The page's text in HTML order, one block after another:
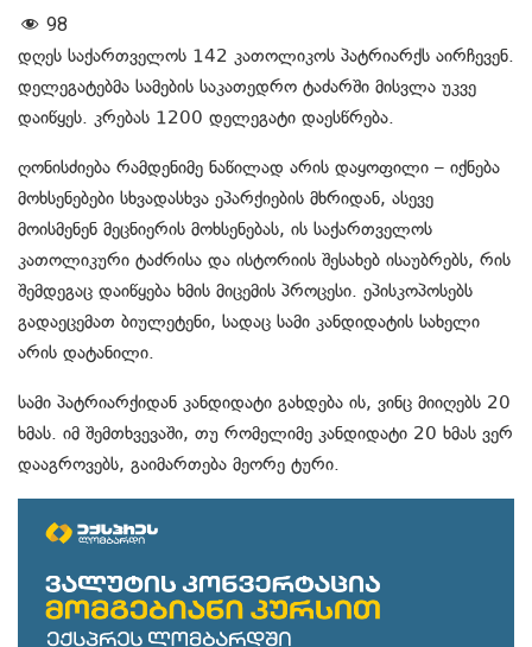
98
დღეს საქართველოს 142 კათოლიკოს პატრიარქს აირჩევენ.
დელეგატებმა სამების საკათედრო ტაძარში მისვლა უკვე
დაიწყეს. კრებას 1200 დელეგატი დაესწრება.
ღონისძიება რამდენიმე ნაწილად არის დაყოფილი – იქნება
მოხსენებები სხვადასხვა ეპარქიების მხრიდან, ასევე
მოისმენენ მეცნიერის მოხსენებას, ის საქართველოს
კათოლიკური ტაძრისა და ისტორიის შესახებ ისაუბრებს, რის
შემდეგაც დაიწყება ხმის მიცემის პროცესი. ეპისკოპოსებს
გადაეცემათ ბიულეტენი, სადაც სამი კანდიდატის სახელი
არის დატანილი.
სამი პატრიარქიდან კანდიდატი გახდება ის, ვინც მიიღებს 20
ხმას. იმ შემთხვევაში, თუ რომელიმე კანდიდატი 20 ხმას ვერ
დააგროვებს, გაიმართება მეორე ტური.